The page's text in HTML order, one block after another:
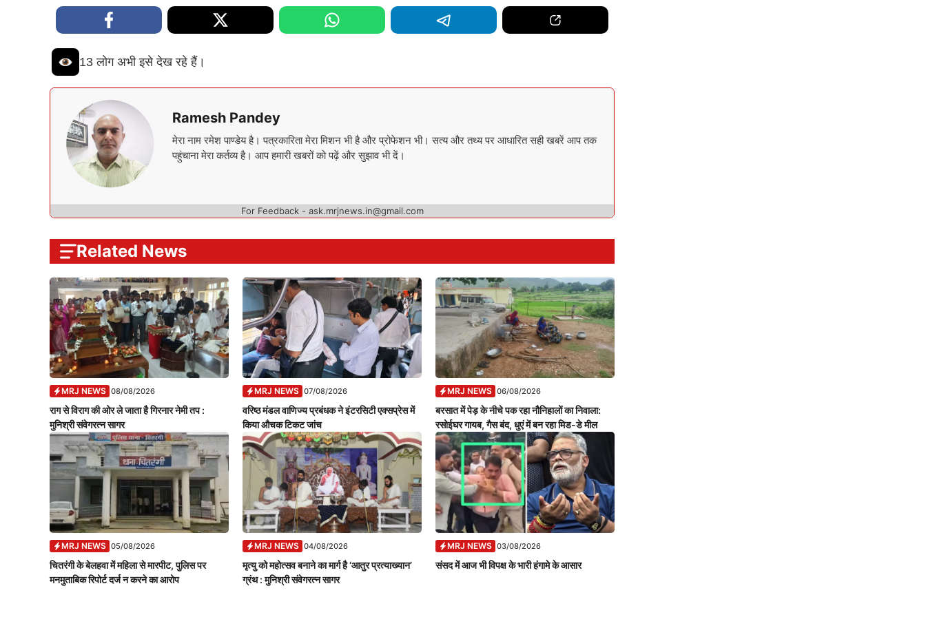
13 लोग अभी इसे देख रहे हैं।
Ramesh Pandey
मेरा नाम रमेश पाण्डेय है। पत्रकारिता मेरा मिशन भी है और प्रोफेशन भी। सत्य और तथ्य पर आधारित सही खबरें आप तक
पहुंचाना मेरा कर्तव्य है। आप हमारी खबरों को पढ़ें और सुझाव भी दें।
For Feedback - ask.mrjnews.in@gmail.com
Related News
MRJ NEWS 08/08/2026
राग से विराग की ओर ले जाता है गिरनार नेमी तप :
मुनिश्री संवेगरत्न सागर
MRJ NEWS 07/08/2026
वरिष्ठ मंडल वाणिज्य प्रबंधक ने इंटरसिटी एक्सप्रेस में
किया औचक टिकट जांच
MRJ NEWS 06/08/2026
बरसात में पेड़ के नीचे पक रहा नौनिहालों का निवाला:
रसोईघर गायब, गैस बंद, धुएं में बन रहा मिड-डे मील
MRJ NEWS 05/08/2026
चितरंगी के बेलहवा में महिला से मारपीट, पुलिस पर
मनमुताबिक रिपोर्ट दर्ज न करने का आरोप
MRJ NEWS 04/08/2026
मृत्यु को महोत्सव बनाने का मार्ग है ‘आतुर प्रत्याख्यान’
ग्रंथ : मुनिश्री संवेगरत्न सागर
MRJ NEWS 03/08/2026
संसद में आज भी विपक्ष के भारी हंगामे के आसार